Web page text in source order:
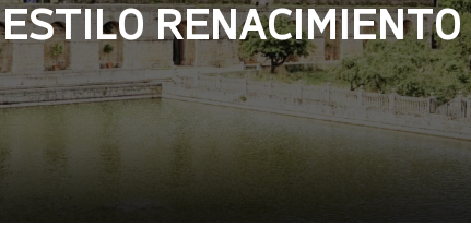
ESTILO RENACIMIENTO